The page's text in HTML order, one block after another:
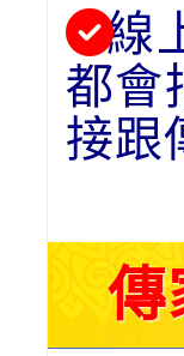
線
都會
接跟
傳